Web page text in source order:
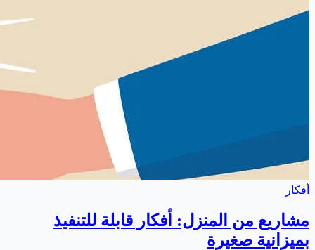
أفكار
مشاريع من المنزل: أفكار قابلة للتنفيذ
بميزانية صغيرة